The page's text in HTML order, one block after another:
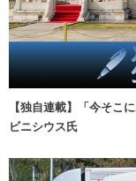
【独自連載】「今そこ
ビニシウス氏